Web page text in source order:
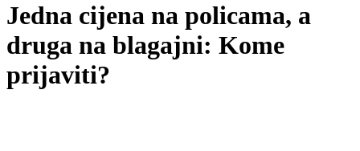
Jedna cijena na policama, a
druga na blagajni: Kome
prijaviti?